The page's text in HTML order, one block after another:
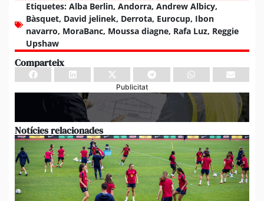
Etiquetes: Alba Berlin, Andorra, Andrew Albicy,
Bàsquet, David jelinek, Derrota, Eurocup, Ibon
navarro, MoraBanc, Moussa diagne, Rafa Luz, Reggie
Upshaw
Comparteix
Publicitat
Notícies relacionades